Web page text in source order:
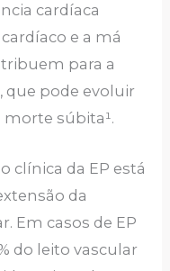
cardíaca
e a má
para a
que pode evoluir
súbita¹.
clínica da EP está
da
Em casos de EP
do leito vascular